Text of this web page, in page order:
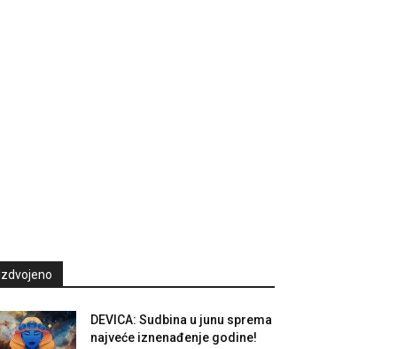
DEVICA: Sudbina u junu sprema
najveće iznenađenje godine!